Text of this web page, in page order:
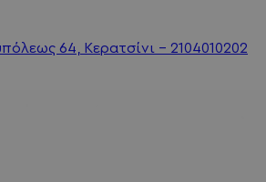
64, Κερατσίνι - 2104010202